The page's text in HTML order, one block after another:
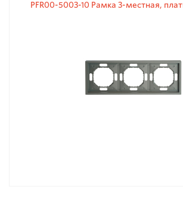
PFR00-5003-10 Рамка 3-местная,